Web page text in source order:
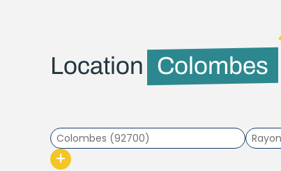
Location Colombes
Rayon
+